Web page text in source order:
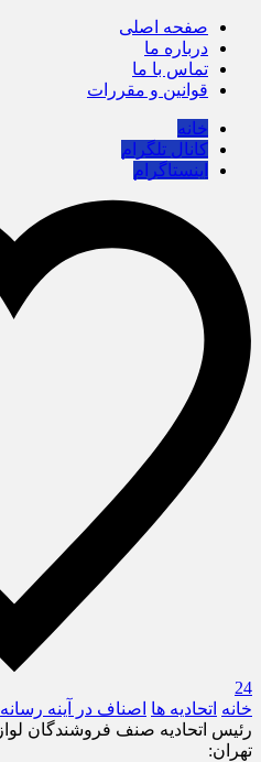
صفحه اصلی
درباره ما
تماس با ما
قوانین و مقررات
خانه
کانال تلگرام
اینستاگرام
24
خانه اتحادیه ها اصناف در آینه رسانه
تهران: